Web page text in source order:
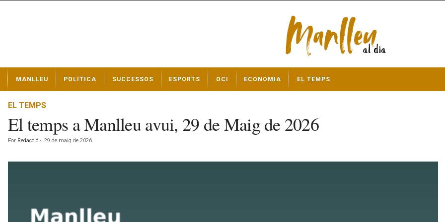
t
MANLLEU POLÍTICA SUCCESSOS ESPORTS OCI ECONOMIA EL TEMPS
EL TEMPS
El temps a Manlleu avui, 29 de Maig de 2026
Por Redacció - 29 de maig de 2026